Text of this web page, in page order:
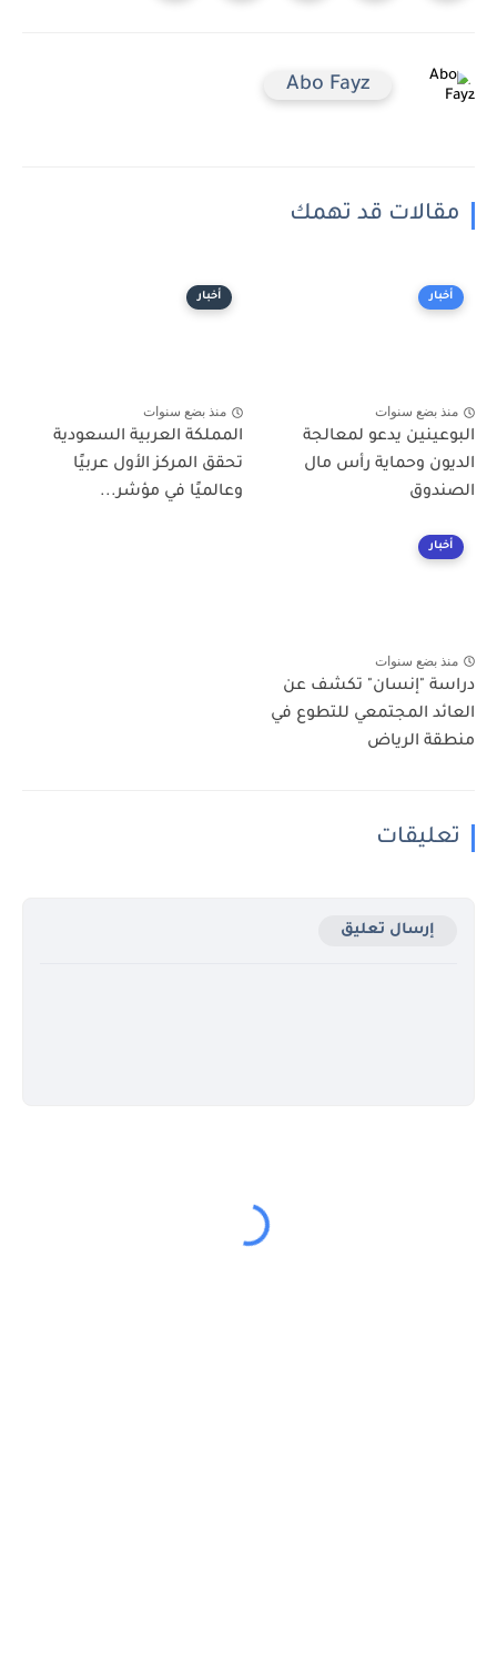
Abo Fayz
مقالات قد تهمك
أخبار
منذ بضع سنوات
البوعينين يدعو لمعالجة
الديون وحماية رأس مال
الصندوق
أخبار
منذ بضع سنوات
المملكة العربية السعودية
تحقق المركز الأول عربيًا
وعالميًا في مؤشر...
أخبار
منذ بضع سنوات
دراسة "إنسان" تكشف عن
العائد المجتمعي للتطوع في
منطقة الرياض
تعليقات
إرسال تعليق